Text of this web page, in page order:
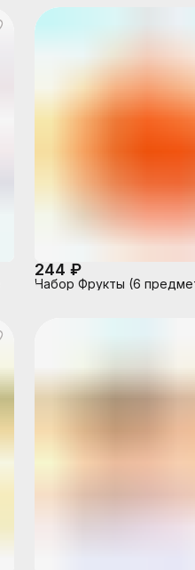
244 ₽
Набор Фрукты (6